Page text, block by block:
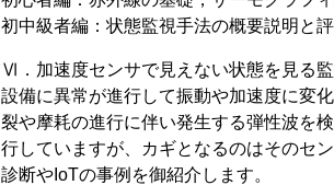
初中級者編：状態監視手法の概要説明と
Ⅵ．加速度センサで見えない状態を見る
設備に異常が進行して振動や加速度に変
裂や摩耗の進行に伴い発生する弾性波を
行していますが、カギとなるのはそのセ
診断やIoTの事例を御紹介します。